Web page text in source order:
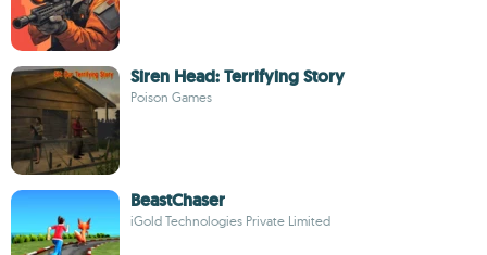
Siren Head: Terrifying Story
Poison Games
BeastChaser
iGold Technologies Private Limited